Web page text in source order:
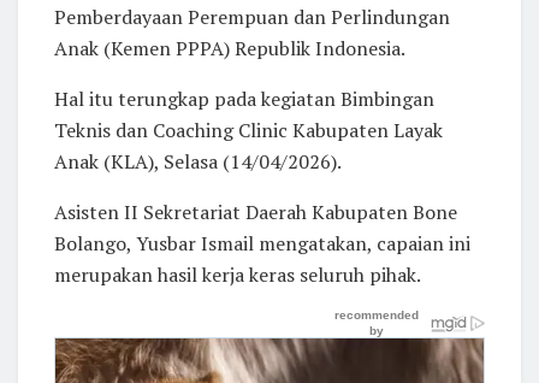
Pemberdayaan Perempuan dan Perlindungan
Anak (Kemen PPPA) Republik Indonesia.
Hal itu terungkap pada kegiatan Bimbingan
Teknis dan Coaching Clinic Kabupaten Layak
Anak (KLA), Selasa (14/04/2026).
Asisten II Sekretariat Daerah Kabupaten Bone
Bolango, Yusbar Ismail mengatakan, capaian ini
merupakan hasil kerja keras seluruh pihak.